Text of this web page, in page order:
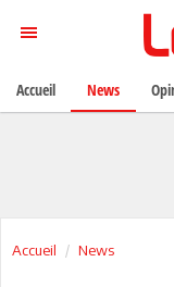
Accueil News
Accueil News